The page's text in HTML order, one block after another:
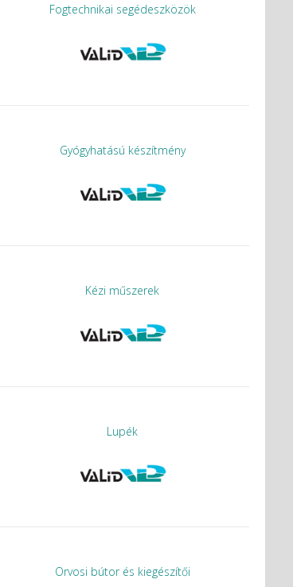
Fogtechnikai segédeszközök
Gyógyhatású készítmény
Kézi műszerek
Lupék
Orvosi bútor és kiegészítői